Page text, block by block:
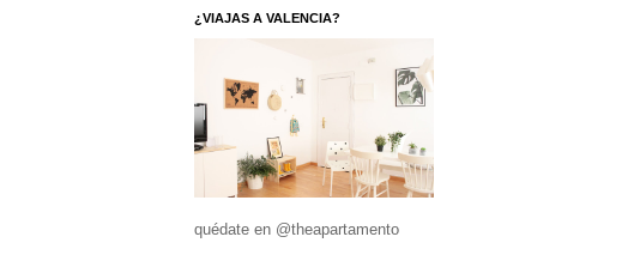
¿VIAJAS A VALENCIA?
quédate en @theapartamento